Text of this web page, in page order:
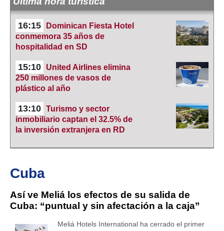
16:15
Dominican Fiesta Hotel
conmemora 35 años de
hospitalidad en SD
15:10
United Airlines elimina
250 millones de vasos de
plástico al año
13:10 Turismo y sector
inmobiliario captan el 32.5% de
la inversión extranjera en RD
Cuba
Así ve Meliá los efectos de su salida de
Cuba: “puntual y sin afectación a la caja”
Meliá Hotels International ha cerrado el primer